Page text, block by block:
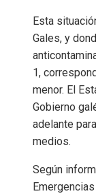
Esta
Gales, y
1,
menor. El
Gobierno
adelante
medios.
Según